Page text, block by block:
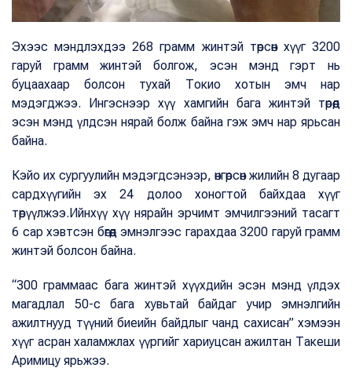
Эхээс мэндлэхдээ 268 грамм жинтэй төрсөн хүүг 3200
гаруй грамм жинтэй болгож, эсэн мэнд гэрт нь
буцаахаар болсон тухай Токио хотын эмч нар
мэдэгджээ. Ингэснээр хүү хамгийн бага жинтэй төрөөд
эсэн мэнд үлдсэн нярай болж байна гэж эмч нар ярьсан
байна.
Кэйо их сургуулийн мэдэгдсэнээр, өнгөрсөн жилийн 8 дугаар
сардхүүгийн эх 24 долоо хоногтой байхдаа хүүг
төрүүлжээ.Ийнхүү хүү нярайн эрчимт эмчилгээний тасагт
6 сар хэвтсэн бөгөөд эмнэлгээс гарахдаа 3200 гаруй грамм
жинтэй болсон байна.
“300 граммаас бага жинтэй хүүхдийн эсэн мэнд үлдэх
магадлал 50-с бага хувьтай байдаг учир эмнэлгийн
ажилтнууд түүний биеийн байдлыг чанд сахисан” хэмээн
хүүг асран халамжлах үүргийг хариуцсан ажилтан Такеши
Аримицу ярьжээ.